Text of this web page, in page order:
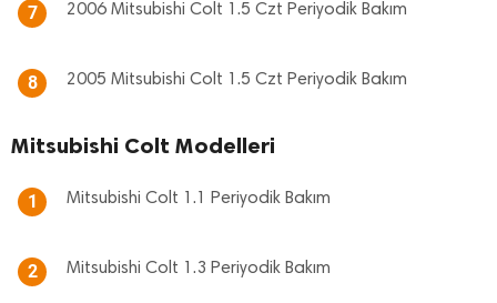
7 2006 Mitsubishi Colt 1.5 Czt Periyodik Bakım
8 2005 Mitsubishi Colt 1.5 Czt Periyodik Bakım
Mitsubishi Colt Modelleri
1 Mitsubishi Colt 1.1 Periyodik Bakım
2 Mitsubishi Colt 1.3 Periyodik Bakım